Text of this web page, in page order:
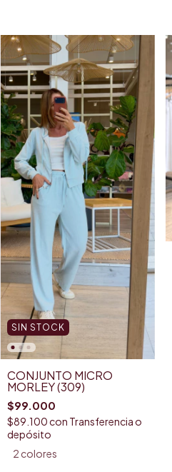
SIN STOCK
CONJUNTO MICRO
MORLEY (309)
$99.000
$89.100con Transferencia o
depósito
2 colores